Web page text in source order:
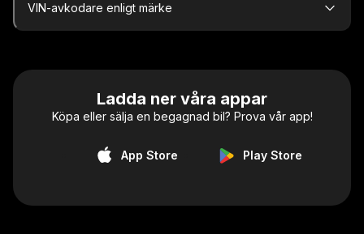
VIN-avkodare enligt märke
Ladda ner våra appar
Köpa eller sälja en begagnad bil? Prova vår app!
App Store Play Store